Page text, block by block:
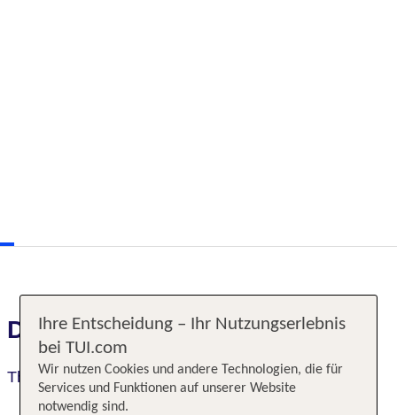
Das erwartet Sie
The Antlers, A Wyndham Hotel
Ihre Entscheidung – Ihr Nutzungserlebnis
bei TUI.com
Wir nutzen Cookies und andere Technologien, die für
Services und Funktionen auf unserer Website
notwendig sind.